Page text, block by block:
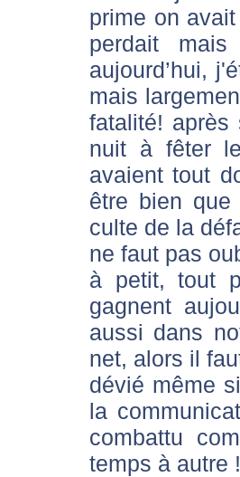
prime on
perdait
aujourd’hui,
mais
fatalité!
nuit à fêter
avaient tout
être bien
culte de la
ne faut pas
à petit, tout
gagnent
aussi dans
net, alors il
dévié même
la
combattu
temps à autre !